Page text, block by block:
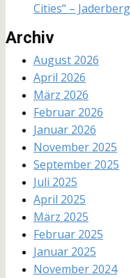
Cities“ – Jaderberg
Archiv
August 2026
April 2026
März 2026
Februar 2026
Januar 2026
November 2025
September 2025
Juli 2025
April 2025
März 2025
Februar 2025
Januar 2025
November 2024